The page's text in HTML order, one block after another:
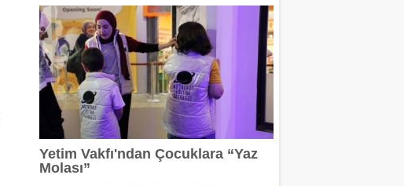
Yetim Vakfı'ndan Çocuklara “Yaz
Molası”